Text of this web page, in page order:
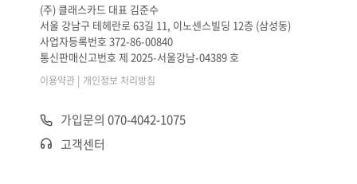
(주) 클래스카드 대표 김준수
서울 강남구 테헤란로 63길 11, 이노센스빌딩 12층 (삼성동)
사업자등록번호 372-86-00840
통신판매신고번호 제 2025-서울강남-04389 호
이용약관 | 개인정보 처리방침
가입문의 070-4042-1075
고객센터